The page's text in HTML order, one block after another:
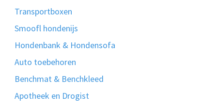
Transportboxen
Smoofl hondenijs
Hondenbank & Hondensofa
Auto toebehoren
Benchmat & Benchkleed
Apotheek en Drogist